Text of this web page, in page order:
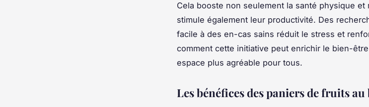
Cela booste non seulement la santé physique et
stimule également leur productivité. Des
facile à des en-cas sains réduit le stress et
comment cette initiative peut enrichir le bien-
espace plus agréable pour tous.
Les bénéfices des paniers de fruits